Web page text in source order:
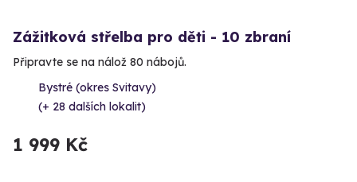
Zážitková střelba pro děti - 10 zbraní
Připravte se na nálož 80 nábojů.
Bystré (okres Svitavy)
(+ 28 dalších lokalit)
1 999 Kč